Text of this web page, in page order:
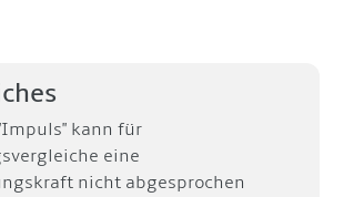
kann für
eine
nicht abgesprochen